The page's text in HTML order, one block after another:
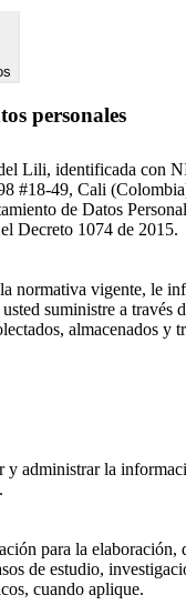
personales
Lili, identificada con
#18-49, Cali
de Datos
Decreto 1074 de 2015.
normativa vigente, le
suministre a través
almacenados y
y administrar la
para la elaboración,
de estudio,
cuando aplique.